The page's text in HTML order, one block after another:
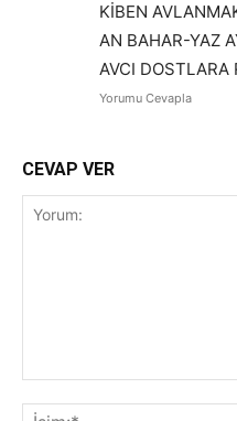
KİBEN
AN BAHAR-YAZ
AVCI DOSTLARA
Yorumu Cevapla
CEVAP VER